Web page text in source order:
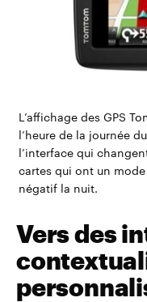
L’affichage des GPS
l’heure de la journée
l’interface qui
cartes qui ont un
négatif la nuit.
Vers des